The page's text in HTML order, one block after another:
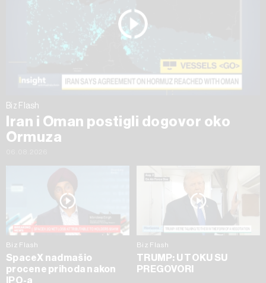
Biz Flash
Iran i Oman postigli dogovor oko
Ormuza
Biz Flash
SpaceX nadmašio
procene prihoda nakon
IPO-a
Biz Flash
TRUMP: U TOKU SU
PREGOVORI